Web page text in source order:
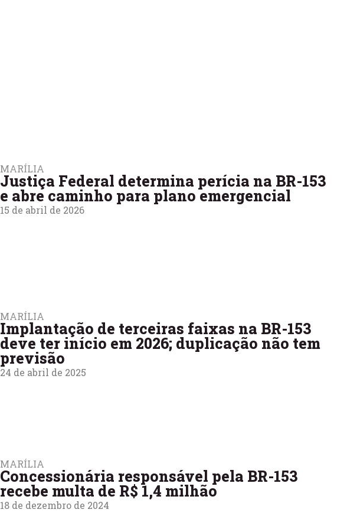
MARÍLIA
Justiça Federal determina perícia na BR-153
e abre caminho para plano emergencial
15 de abril de 2026
MARÍLIA
Implantação de terceiras faixas na BR-153
deve ter início em 2026; duplicação não tem
previsão
24 de abril de 2025
MARÍLIA
Concessionária responsável pela BR-153
recebe multa de R$ 1,4 milhão
18 de dezembro de 2024